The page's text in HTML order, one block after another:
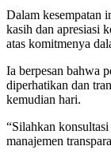
Dalam kesempatan
kasih dan apresiasi
atas komitmenya
Ia berpesan bahwa
diperhatikan dan
kemudian hari.
“Silahkan
manajemen